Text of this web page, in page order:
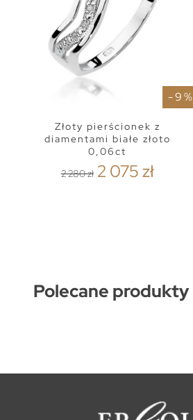
- 9 %
Złoty pierścionek z
diamentami białe złoto
0,06ct
2 280 zł 2 075 zł
Polecane produkty